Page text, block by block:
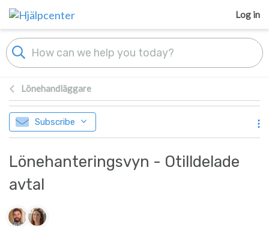
Skip to main content
Log in
Lönehandläggare
Subscribe
Lönehanteringsvyn - Otilldelade
avtal
Authors list